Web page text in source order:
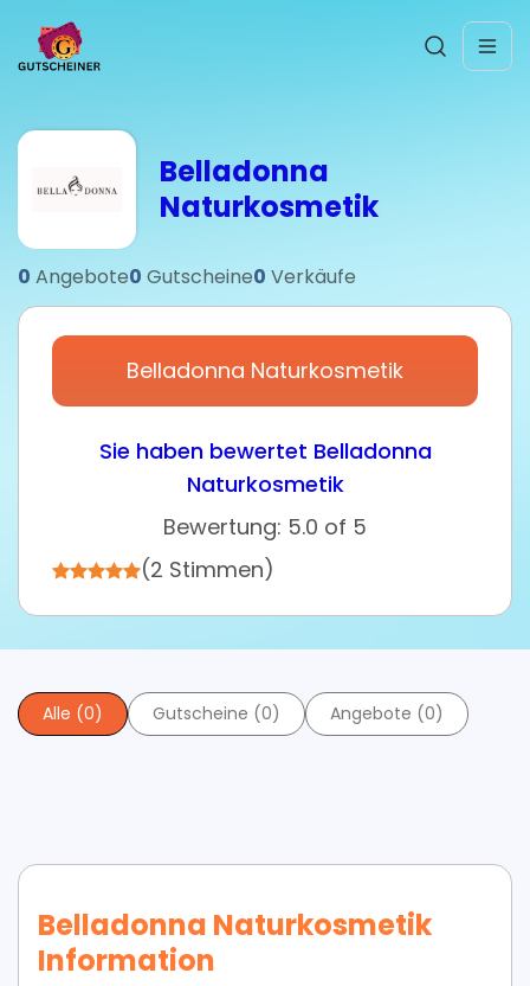
Belladonna
Naturkosmetik
0 Angebote0 Gutscheine0 Verkäufe
Belladonna Naturkosmetik
Sie haben bewertet Belladonna
Naturkosmetik
Bewertung: 5.0 of 5
(2 Stimmen)
Alle (0) Gutscheine (0) Angebote (0)
Belladonna Naturkosmetik
Information